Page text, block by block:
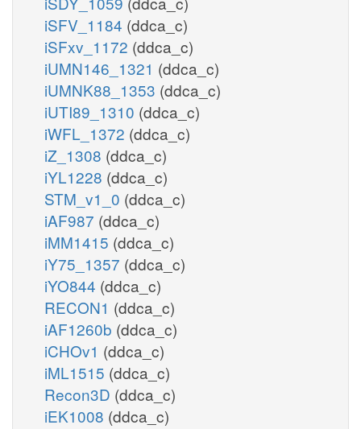
iSFV_1184 (ddca_c)
iSFxv_1172 (ddca_c)
iUMN146_1321 (ddca_c)
iUMNK88_1353 (ddca_c)
iUTI89_1310 (ddca_c)
iWFL_1372 (ddca_c)
iZ_1308 (ddca_c)
iYL1228 (ddca_c)
STM_v1_0 (ddca_c)
iAF987 (ddca_c)
iMM1415 (ddca_c)
iY75_1357 (ddca_c)
iYO844 (ddca_c)
RECON1 (ddca_c)
iAF1260b (ddca_c)
iCHOv1 (ddca_c)
iML1515 (ddca_c)
Recon3D (ddca_c)
iEK1008 (ddca_c)